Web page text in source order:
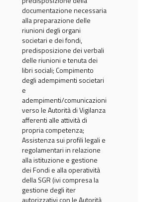
documentazione necessaria
alla preparazione delle
riunioni degli organi
societari e dei fondi,
predisposizione dei verbali
delle riunioni e tenuta dei
libri sociali; Compimento
degli adempimenti societari
e
adempimenti/comunicazioni
verso le Autorità di Vigilanza
afferenti alle attività di
propria competenza;
Assistenza sui profili legali e
regolamentari in relazione
alla istituzione e gestione
dei Fondi e alla operatività
della SGR (ivi compresa la
gestione degli iter
autorizzativi con le Autorità